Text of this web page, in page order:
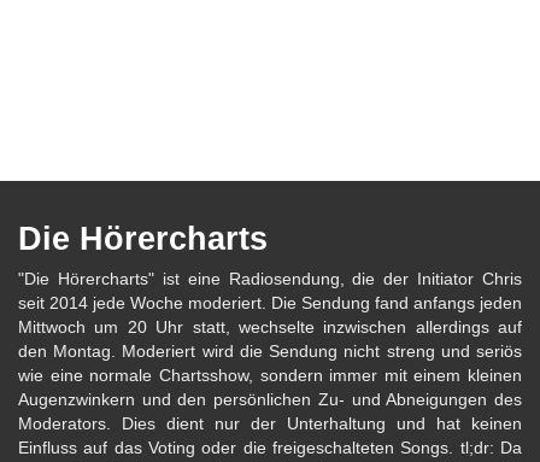
Die Hörercharts
"Die Hörercharts" ist eine Radiosendung, die der Initiator Chris
seit 2014 jede Woche moderiert. Die Sendung fand anfangs jeden
Mittwoch um 20 Uhr statt, wechselte inzwischen allerdings auf
den Montag. Moderiert wird die Sendung nicht streng und seriös
wie eine normale Chartsshow, sondern immer mit einem kleinen
Augenzwinkern und den persönlichen Zu- und Abneigungen des
Moderators. Dies dient nur der Unterhaltung und hat keinen
Einfluss auf das Voting oder die freigeschalteten Songs. tl;dr: Da